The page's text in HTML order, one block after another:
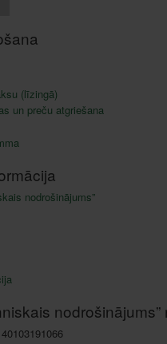
(līzingā)
un preču atgriešana
nodrošinājums”
nodrošinājums”